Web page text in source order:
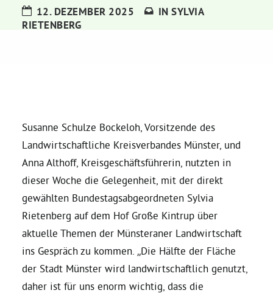
Dorothea Deppermann, MdL
Daniel Freund, MdEP
Grüne im Rathaus
Ratsfraktion
12. DEZEMBER 2025 IN SYLVIA
RIETENBERG
Susanne Schulze Bockeloh, Vorsitzende des
Landwirtschaftliche Kreisverbandes Münster, und
Anna Althoff, Kreisgeschäftsführerin, nutzten in
dieser Woche die Gelegenheit, mit der direkt
gewählten Bundestagsabgeordneten Sylvia
Rietenberg auf dem Hof Große Kintrup über
aktuelle Themen der Münsteraner Landwirtschaft
ins Gespräch zu kommen. „Die Hälfte der Fläche
der Stadt Münster wird landwirtschaftlich genutzt,
daher ist für uns enorm wichtig, dass die